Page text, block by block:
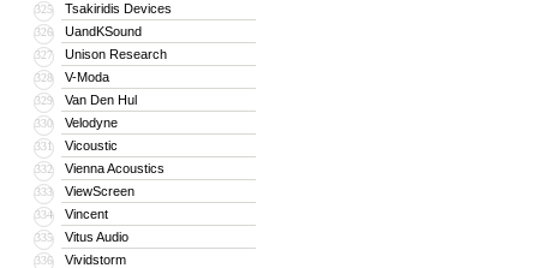
325 Tsakiridis Devices
326 UandKSound
327 Unison Research
328 V-Moda
329 Van Den Hul
330 Velodyne
331 Vicoustic
332 Vienna Acoustics
333 ViewScreen
334 Vincent
335 Vitus Audio
336 Vividstorm